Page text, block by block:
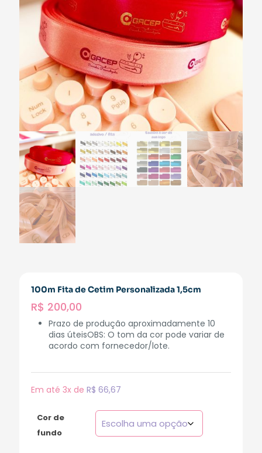
100m Fita de Cetim Personalizada 1,5cm
R$ 200,00
Prazo de produção aproximadamente 10
dias úteisOBS: O tom da cor pode variar de
acordo com fornecedor/lote.
Em até 3x de R$ 66,67
Cor de
fundo